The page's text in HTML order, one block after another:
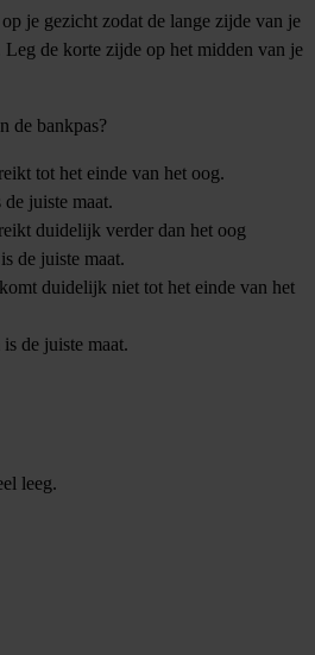
je gezicht zodat de lange zijde van je
Leg de korte zijde op het midden van je
de bankpas?
tot het einde van het oog.
de juiste maat.
duidelijk verder dan het oog
is de juiste maat.
duidelijk niet tot het einde van het
is de juiste maat.
leeg.